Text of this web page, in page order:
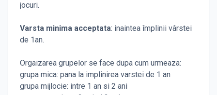
jocuri.
Varsta minima acceptata: inaintea împlinii vârstei
de 1an.
Orgaizarea grupelor se face dupa cum urmeaza:
grupa mica: pana la implinirea varstei de 1 an
grupa mijlocie: intre 1 an si 2 ani